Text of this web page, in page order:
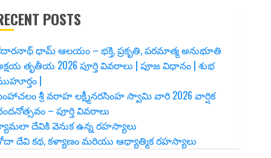
POSTS
ధామ్ ఆలయం – భక్తి, ప్రకృతి, పరమాత్మ అనుభూతి
తృతీయ 2026 పూర్తి వివరాలు | పూజ విధానం | శుభ
|
శ్రీ వరాహ లక్ష్మీనరసింహ స్వామి వారి 2026 వార్షిక
– పూర్తి వివరాలు
దేవికి వెనుక ఉన్న రహస్యాలు
దేవి కథ, కళ్యాణం మరియు ఆధ్యాత్మిక రహస్యాలు